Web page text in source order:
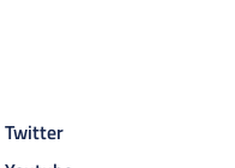
Twitter